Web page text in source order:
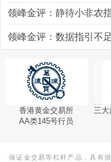
领峰金评：数据指引不
香港黄金交易所
AA类145号行员
三
保证金交易等杠杆产品，具有